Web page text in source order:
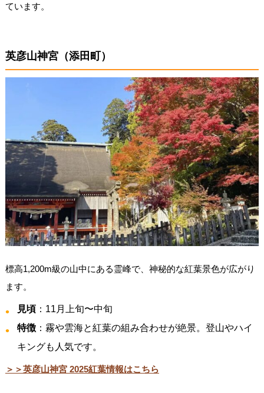
ています。
英彦山神宮（添田町）
標高1,200m級の山中にある霊峰で、神秘的な紅葉景色が広がり
ます。
見頃：11月上旬〜中旬
特徴：霧や雲海と紅葉の組み合わせが絶景。登山やハイ
キングも人気です。
＞＞英彦山神宮 2025紅葉情報はこちら